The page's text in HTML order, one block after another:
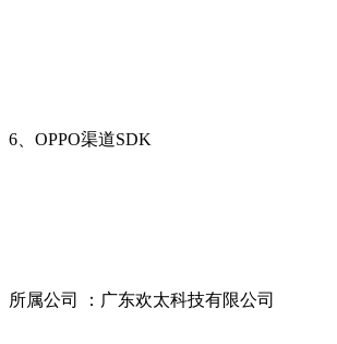
6、OPPO渠道SDK
所属公司 ：广东欢太科技有限公司